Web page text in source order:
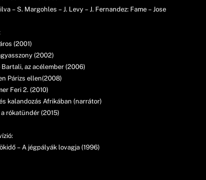
– S. Margohles – J. Levy – J. Fernandez: Fame – Jose
(2001)
(2002)
Bartali, az acélember (2006)
Párizs ellen(2008)
Feri 2. (2010)
kalandozás Afrikában (narrátor)
a rókatündér (2015)
– A jégpályák lovagja (1996)